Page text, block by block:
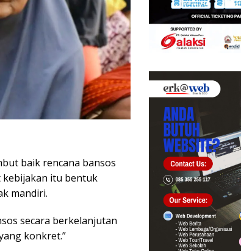
baik rencana bansos
kebijakan itu bentuk
mandiri.
secara berkelanjutan
konkret.”